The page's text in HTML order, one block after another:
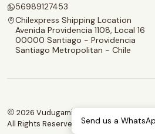
56989127453
Chilexpress Shipping Location
Avenida Providencia 1108, Local 16
00000 Santiago - Providencia
Santiago Metropolitan - Chile
2026 Vudugaming.
All Rights Reserved.
Powered by
Send us a